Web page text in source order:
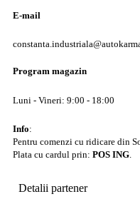
E-mail
Program magazin
Luni - Vineri: 9:00 - 18:00
Info:
Pentru comenzi cu ridicare din
Plata cu cardul prin: POS ING
Detalii partener